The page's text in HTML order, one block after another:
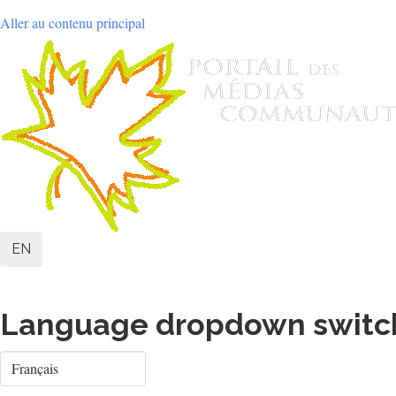
Aller au contenu principal
User
menu
EN
Language dropdown
Select
your